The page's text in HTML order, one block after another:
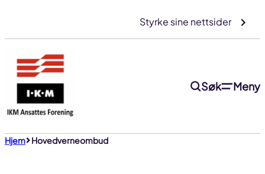
Styrke sine nettsider
Søk Meny
Hjem Hovedverneombud